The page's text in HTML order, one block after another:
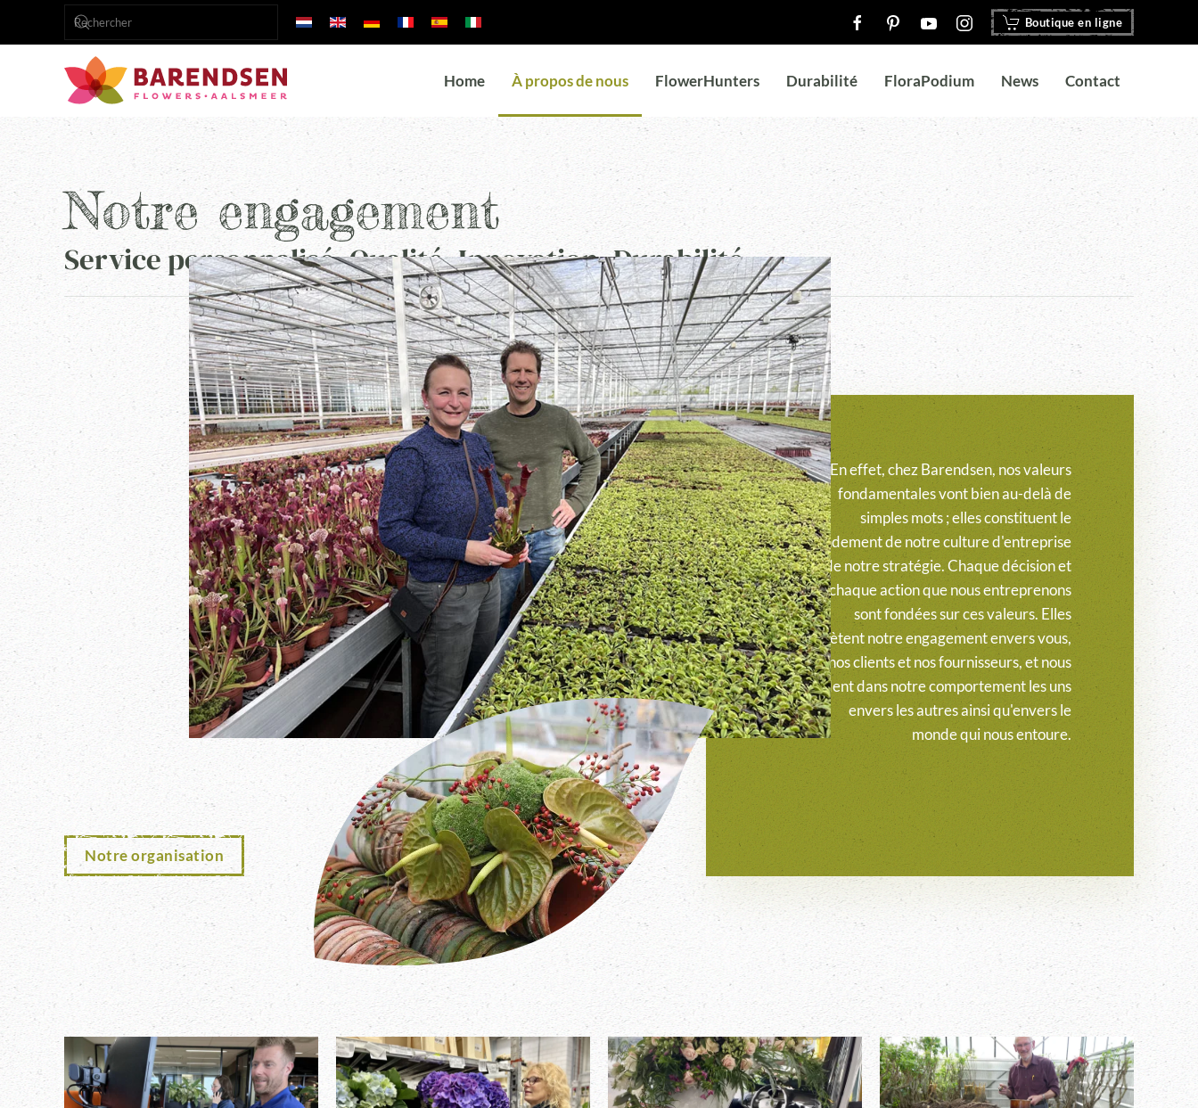
Accéder au contenu principal
Boutique en ligne
Home À propos de nous FlowerHunters Durabilité FloraPodium News Contact
Notre engagement
Service personnalisé, Qualité, Innovation, Durabilité
Notre organisation
En effet, chez Barendsen, nos valeurs
fondamentales vont bien au-delà de
simples mots ; elles constituent le
fondement de notre culture d'entreprise
et de notre stratégie. Chaque décision et
chaque action que nous entreprenons
sont fondées sur ces valeurs. Elles
reflètent notre engagement envers vous,
nos clients et nos fournisseurs, et nous
guident dans notre comportement les uns
envers les autres ainsi qu'envers le
monde qui nous entoure.